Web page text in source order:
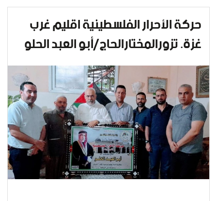
حركة الأحرار الفلسطينية اقليم غرب
غزة. تزورالمختارالحاج/أبو العبد الحلو